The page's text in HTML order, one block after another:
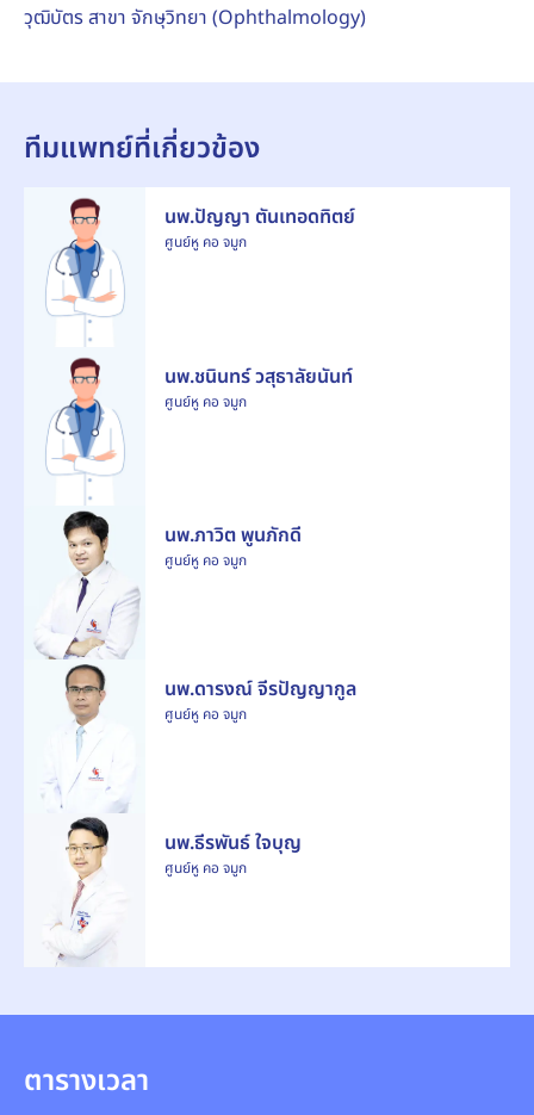
วุฒิบัตร สาขา จักษุวิทยา (Ophthalmology)
ทีมแพทย์ที่เกี่ยวข้อง
นพ.ปัญญา ตันเทอดทิตย์
ศูนย์หู คอ จมูก
นพ.ชนินทร์ วสุธาลัยนันท์
ศูนย์หู คอ จมูก
นพ.ภาวิต พูนภักดี
ศูนย์หู คอ จมูก
นพ.ดารงณ์ จีรปัญญากูล
ศูนย์หู คอ จมูก
นพ.ธีรพันธ์ ใจบุญ
ศูนย์หู คอ จมูก
ตารางเวลา